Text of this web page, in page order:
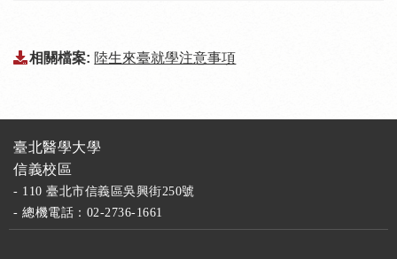
相關檔案: 陸生來臺就學注意事項
臺北醫學大學
信義校區
- 110 臺北市信義區吳興街250號
- 總機電話：02-2736-1661